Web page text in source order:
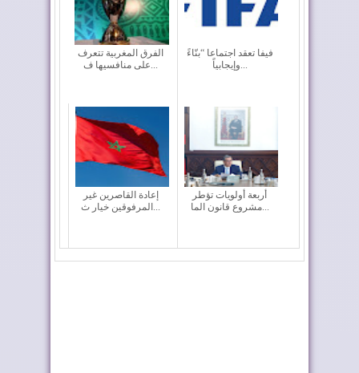
الفرق المغربية تتعرف
على منافسيها ف...
فيفا تعقد اجتماعا “بنّاءً
وإيجابياً...
إعادة القاصرين غير
المرفوقين خيار ث...
أربعة أولويات تؤطر
مشروع قانون الما...